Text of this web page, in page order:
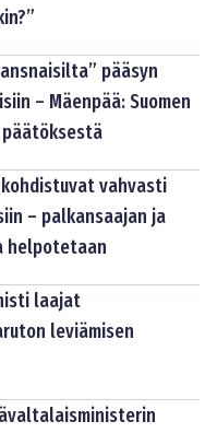
pääsyn
– Mäenpää: Suomen
vahvasti
– palkansaajan ja
helpotetaan
laajat
leviämisen